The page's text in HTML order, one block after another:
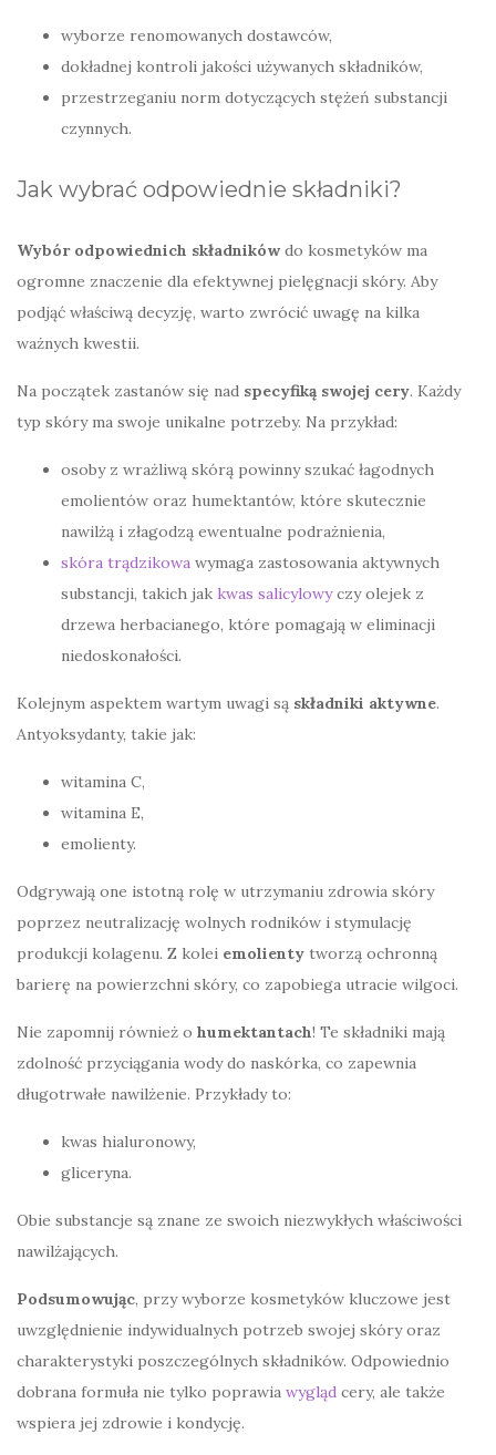
wyborze renomowanych dostawców,
dokładnej kontroli jakości używanych składników,
przestrzeganiu norm dotyczących stężeń substancji
czynnych.
Jak wybrać odpowiednie składniki?
Wybór odpowiednich składników do kosmetyków ma
ogromne znaczenie dla efektywnej pielęgnacji skóry. Aby
podjąć właściwą decyzję, warto zwrócić uwagę na kilka
ważnych kwestii.
Na początek zastanów się nad specyfiką swojej cery. Każdy
typ skóry ma swoje unikalne potrzeby. Na przykład:
osoby z wrażliwą skórą powinny szukać łagodnych
emolientów oraz humektantów, które skutecznie
nawilżą i złagodzą ewentualne podrażnienia,
skóra trądzikowa wymaga zastosowania aktywnych
substancji, takich jak kwas salicylowyczy olejek z
drzewa herbacianego, które pomagają w eliminacji
niedoskonałości.
Kolejnym aspektem wartym uwagi są składniki aktywne.
Antyoksydanty, takie jak:
witamina C,
witamina E,
emolienty.
Odgrywają one istotną rolę w utrzymaniu zdrowia skóry
poprzez neutralizację wolnych rodników i stymulację
produkcji kolagenu. Z kolei emolienty tworzą ochronną
barierę na powierzchni skóry, co zapobiega utracie wilgoci.
Nie zapomnij również o humektantach! Te składniki mają
zdolność przyciągania wody do naskórka, co zapewnia
długotrwałe nawilżenie. Przykłady to:
kwas hialuronowy,
gliceryna.
Obie substancje są znane ze swoich niezwykłych właściwości
nawilżających.
Podsumowując, przy wyborze kosmetyków kluczowe jest
uwzględnienie indywidualnych potrzeb swojej skóry oraz
charakterystyki poszczególnych składników. Odpowiednio
dobrana formuła nie tylko poprawia wygląd cery, ale także
wspiera jej zdrowie i kondycję.